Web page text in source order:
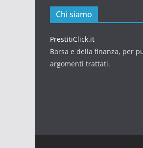
Chi siamo
PrestitiClick.it
Borsa e della finanza, per
argomenti trattati.